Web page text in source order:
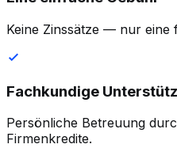
Keine Zinssätze — nur eine
Fachkundige
Persönliche Betreuung
Firmenkredite.